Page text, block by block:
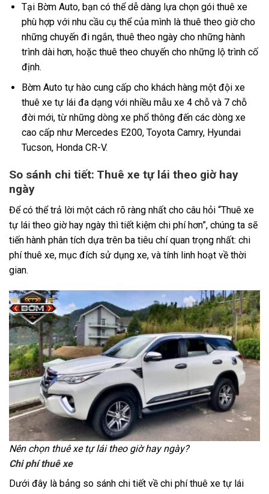
Tại Bờm Auto, bạn có thể dễ dàng lựa chọn gói thuê xe
phù hợp với nhu cầu cụ thể của mình là thuê theo giờ cho
những chuyến đi ngắn, thuê theo ngày cho những hành
trình dài hơn, hoặc thuê theo chuyến cho những lộ trình cố
định.
Bờm Auto tự hào cung cấp cho khách hàng một đội xe
thuê xe tự lái đa dạng với nhiều mẫu xe 4 chỗ và 7 chỗ
đời mới, từ những dòng xe phổ thông đến các dòng xe
cao cấp như Mercedes E200, Toyota Camry, Hyundai
Tucson, Honda CR-V.
So sánh chi tiết: Thuê xe tự lái theo giờ hay
ngày
Để có thể trả lời một cách rõ ràng nhất cho câu hỏi “Thuê xe
tự lái theo giờ hay ngày thì tiết kiệm chi phí hơn”, chúng ta sẽ
tiến hành phân tích dựa trên ba tiêu chí quan trọng nhất: chi
phí thuê xe, mục đích sử dụng xe, và tính linh hoạt về thời
gian.
Nên chọn thuê xe tự lái theo giờ hay ngày?
Chi phí thuê xe
Dưới đây là bảng so sánh chi tiết về chi phí thuê xe tự lái